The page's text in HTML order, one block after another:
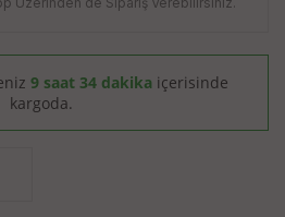
9 saat 34 dakika içerisinde
kargoda.